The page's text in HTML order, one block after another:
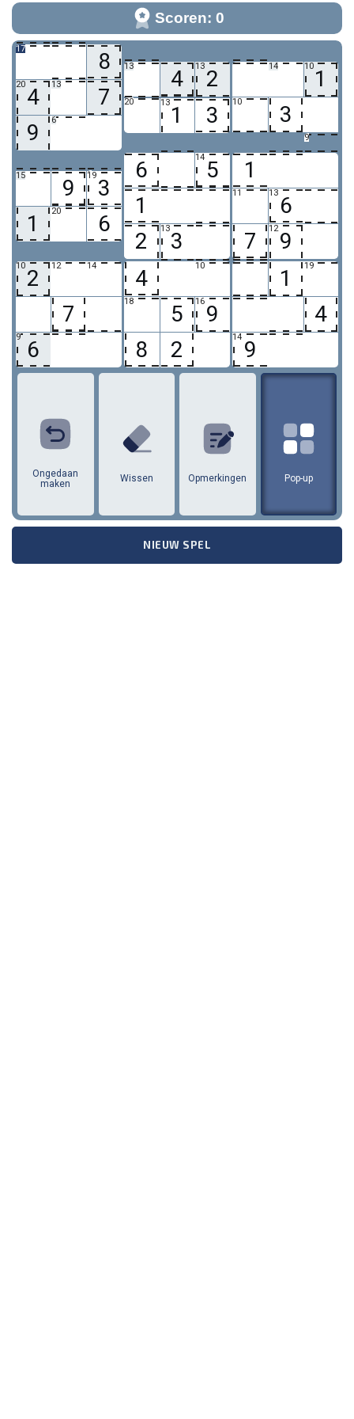
Scoren: 0
17 8
20 4 13
7
9
6
13 4 13 2
20 13 1 3
14 10 1
10 3
9
8
15 9 19 3
1
20 6
6 14 5
1
2
133
1
11 13 6
7
12 9
10 2 12 14
7
9 6
4 10
18 5 16 9
8
2
1 19
4
14 9
Ongedaan
maken
Wissen Opmerkingen Pop-up
NIEUW SPEL